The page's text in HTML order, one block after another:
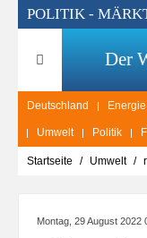
POLITIK -
Der
Deutschland Energie
Umwelt Politik
Startseite Umwelt
Montag, 29 August 2022